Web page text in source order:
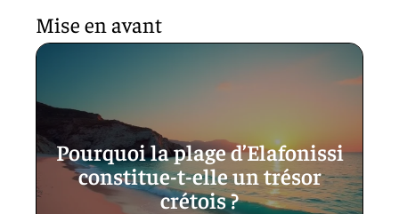
Mise en avant
Pourquoi la plage d’Elafonissi
constitue-t-elle un trésor
crétois ?